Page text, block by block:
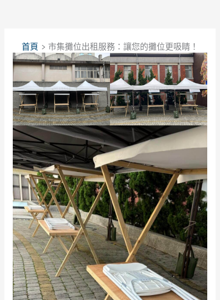
首頁 市集攤位出租服務：讓您的攤位更吸睛！